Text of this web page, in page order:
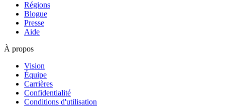
Régions
Blogue
Presse
Aide
À propos
Vision
Équipe
Carrières
Confidentialité
Conditions d'utilisation